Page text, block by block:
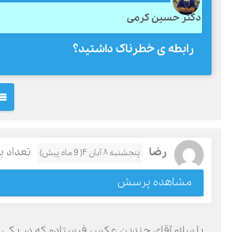
دکتر حسین کرمی
رابطه ی خطرناک داشتید؟
رضا پنجشنبه ۸ آبان ۴( 9 ماه پیش)
تعداد
مشاهده پرسش